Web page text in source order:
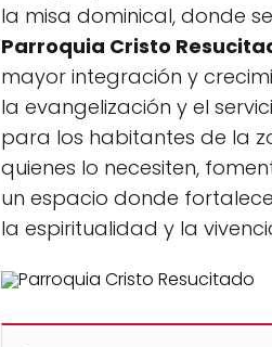
la misa dominical, donde
Parroquia Cristo
mayor integración y
la evangelización y el
para los habitantes de la
quienes lo necesiten,
un espacio donde
la espiritualidad y la